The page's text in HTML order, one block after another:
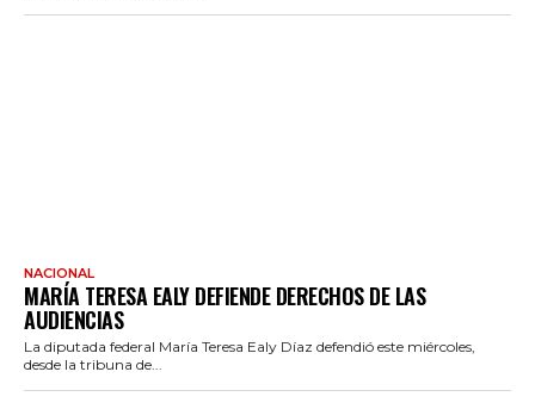
NACIONAL
MARÍA TERESA EALY DEFIENDE DERECHOS DE LAS
AUDIENCIAS
La diputada federal María Teresa Ealy Díaz defendió este miércoles,
desde la tribuna de...